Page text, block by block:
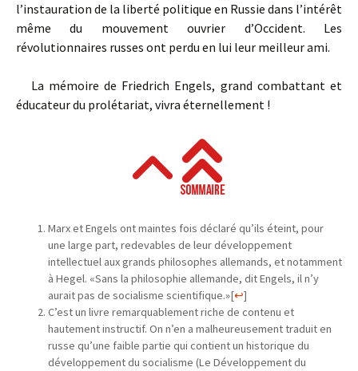
l’instauration de la liberté politique en Russie dans l’intérêt
même du mouvement ouvrier d’Occident. Les
révolutionnaires russes ont perdu en lui leur meilleur ami.
La mémoire de Friedrich Engels, grand combattant et
éducateur du prolétariat, vivra éternellement !
Marx et Engels ont maintes fois déclaré qu’ils éteint, pour
une large part, redevables de leur développement
intellectuel aux grands philosophes allemands, et notamment
à Hegel. «Sans la philosophie allemande, dit Engels, il n’y
aurait pas de socialisme scientifique.»[↩]
C’est un livre remarquablement riche de contenu et
hautement instructif. On n’en a malheureusement traduit en
russe qu’une faible partie qui contient un historique du
développement du socialisme (Le Développement du